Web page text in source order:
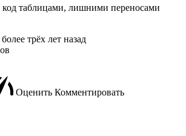
код таблицами, лишними переносами
более трёх лет назад
Оценить Комментировать